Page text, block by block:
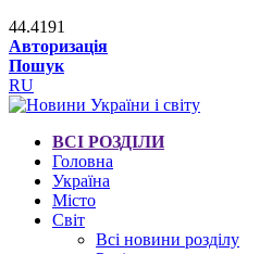
44.4191
Авторизація
Пошук
RU
ВСІ РОЗДІЛИ
Головна
Україна
Місто
Світ
Всі новини розділу